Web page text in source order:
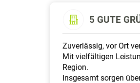
5 GUTE
Zuverlässig, vor Ort
Mit vielfältigen
Region.
Insgesamt sorgen